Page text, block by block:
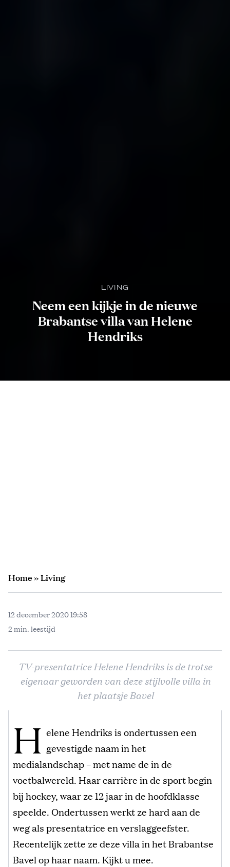
LIVING
Neem een kijkje in de nieuwe
Brabantse villa van Helene
Hendriks
Home»Living
12 december 2020 19:58
2 min. leestijd
TV-presentatrice Helene Hendriks is de trotse
eigenaar geworden van deze stijlvolle villa in
het plaatsje Bavel
H elene Hendriks is ondertussen een
gevestigde naam in het
medialandschap – met name de in de
voetbalwereld. Haar carrière in de sport begin
bij hockey, waar ze 12 jaar in de hoofdklasse
speelde. Ondertussen werkt ze hard aan de
weg als presentatrice en verslaggeefster.
Recentelijk zette ze deze villa in het Brabantse
Bavel op haar naam. Kijkt u mee.